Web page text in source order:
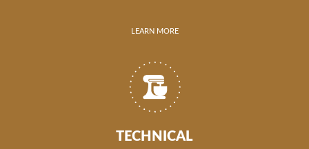
LEARN MORE
TECHNICAL